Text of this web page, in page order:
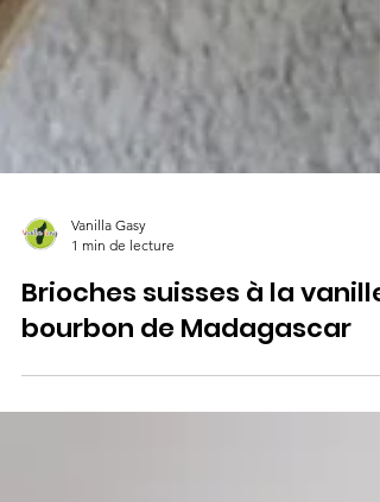
Vanilla Gasy
1 min de lecture
Brioches suisses à la vanille
bourbon de Madagascar